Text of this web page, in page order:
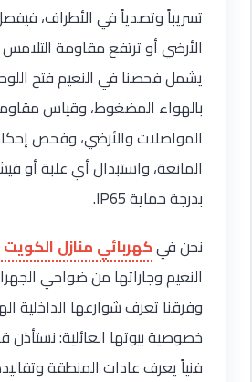
تسريباً وتصدياً في الأطراف،
الأرضي أو ترتفع مقاومة التلامس
يشمل فحصنا في النعيم فتح
بالهواء المضغوط، وقياس
المواصلات والأرضي، وفحص
المانعة، واستبدال أي علبة أو
بدرجة حماية IP65.
نحن فيكهربائي منازل الكويت 24 ساعة
النعيم وجاراتها من ضواحي
وفرقنا تعرف شوارعها الداخلية
خصوصية بيوتها العائلية: نستأذن
فنياً يعرف عادات المنطقة